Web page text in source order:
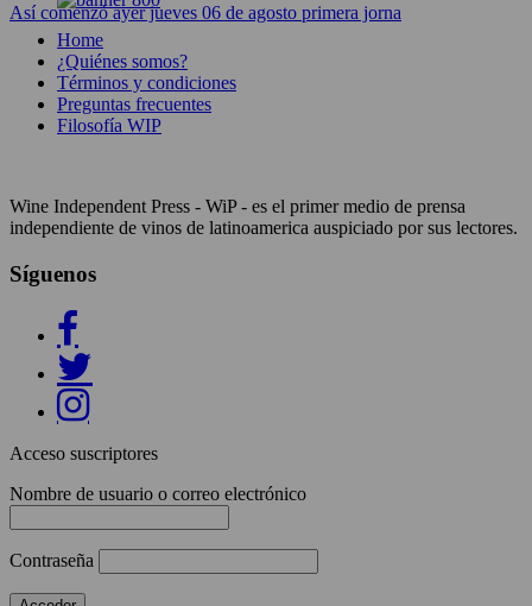
Así comenzó ayer jueves 06 de agosto primera jorna
Home
¿Quiénes somos?
Términos y condiciones
Preguntas frecuentes
Filosofía WIP
Wine Independent Press - WiP - es el primer medio de prensa
independiente de vinos de latinoamerica auspiciado por sus lectores.
Síguenos
Acceso suscriptores
Nombre de usuario o correo electrónico
Contraseña